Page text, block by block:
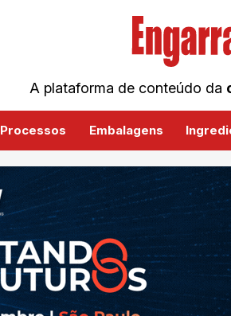
A plataforma de conteúdo da
Processos Embalagens